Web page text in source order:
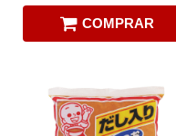
COMPRAR